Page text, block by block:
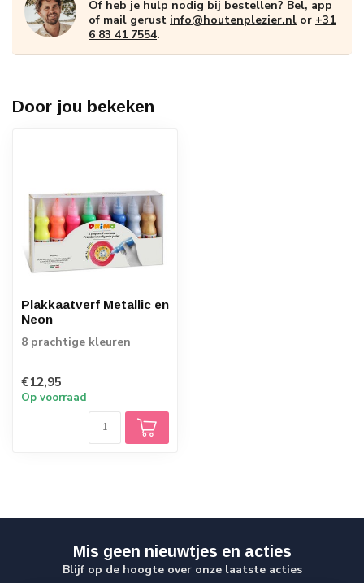
Of heb je hulp nodig bij bestellen? Bel, app
of mail gerust info@houtenplezier.nl or +31
6 83 41 7554.
Door jou bekeken
Plakkaatverf Metallic en
Neon
8 prachtige kleuren
€12,95
Op voorraad
Mis geen nieuwtjes en acties
Blijf op de hoogte over onze laatste acties